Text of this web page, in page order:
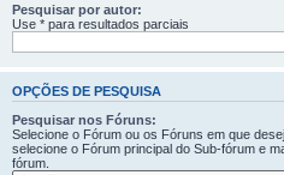
Pesquisar por autor:
Use * para resultados parciais
OPÇÕES DE PESQUISA
Pesquisar nos Fóruns:
Selecione o Fórum ou os Fóruns em que
selecione o Fórum principal do Sub-fórum e
fórum.